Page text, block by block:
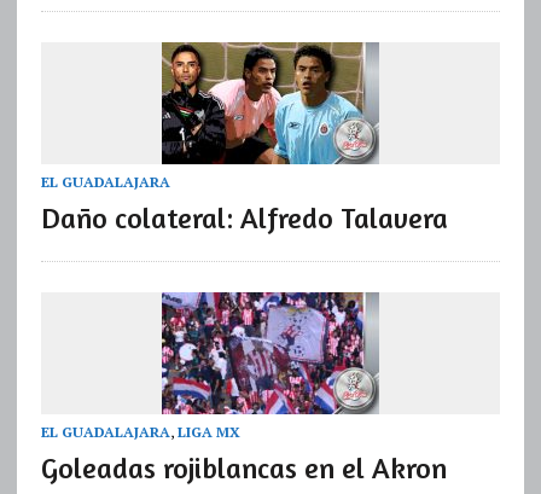
EL GUADALAJARA
Daño colateral: Alfredo Talavera
EL GUADALAJARA, LIGA MX
Goleadas rojiblancas en el Akron